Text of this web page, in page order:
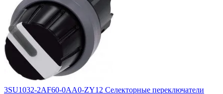
3SU1032-2AF60-0AA0-ZY12 Селекторные переключатели